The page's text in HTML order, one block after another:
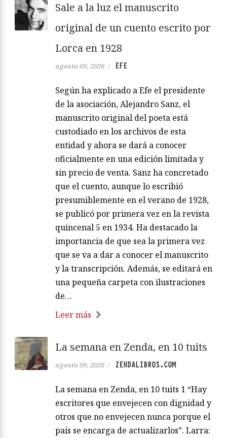
Sale a la luz el manuscrito
original de un cuento escrito por
Lorca en 1928
agosto 09, 2026 / EFE
Según ha explicado a Efe el presidente
de la asociación, Alejandro Sanz, el
manuscrito original del poeta está
custodiado en los archivos de esta
entidad y ahora se dará a conocer
oficialmente en una edición limitada y
sin precio de venta. Sanz ha concretado
que el cuento, aunque lo escribió
presumiblemente en el verano de 1928,
se publicó por primera vez en la revista
quincenal 5 en 1934. Ha destacado la
importancia de que sea la primera vez
que se va a dar a conocer el manuscrito
y la transcripción. Además, se editará en
una pequeña carpeta con ilustraciones
de…
Leer más
La semana en Zenda, en 10 tuits
agosto 09, 2026 / ZENDALIBROS.COM
La semana en Zenda, en 10 tuits 1 “Hay
escritores que envejecen con dignidad y
otros que no envejecen nunca porque el
país se encarga de actualizarlos”. Larra: